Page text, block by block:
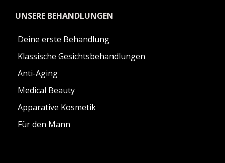
UNSERE BEHANDLUNGEN
Deine erste Behandlung
Klassische Gesichtsbehandlungen
Anti-Aging
Medical Beauty
Apparative Kosmetik
Für den Mann